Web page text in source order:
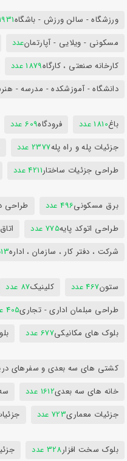
ورزشگاه - سالن ورزش - باشگاه1931
مسکونی - ویلایی - آپارتمانعدد
کارخانه صنعتی ، کارگاه1879 عدد
دانشگاه - آموزشکده - مدرسه -
باغ1810 عدد فرودگاه609 عدد
جزئیات پله و راه پله2377 عدد
طراحی جزئیات ساختار4211 عدد
برق مسکونی496 عدد طراحی
طراحی اتوکد پایه775 عدد
شرکت ، دفتر کار ، سازمان ، اداره513
ستون467 عدد کلینیک87 عدد
طراحی مبلمان اداری - تجاری405 عدد
بلوک های مکانیکی677 عدد
کشتی های سه بعدی و سفرهای
خانه های سه بعدی1612 عدد
جزئیات معماری723 عدد
بلوک سخت افزار328 عدد